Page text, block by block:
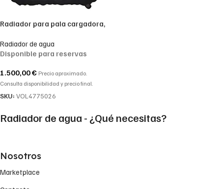
Radiador para pala cargadora,
4771321, 4775026
Radiador de agua
Disponible para reservas
1.500,00€ Precio aproximado.
Consulta disponibilidad y precio final.
SKU: VOL4775026
Radiador de agua - ¿Qué necesitas?
Nosotros
Marketplace